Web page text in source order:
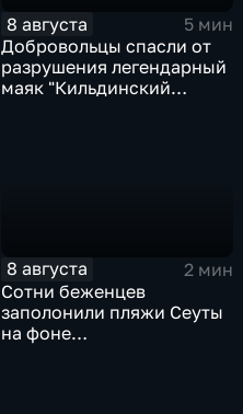
8 августа
5 мин
Добровольцы спасли от
разрушения легендарный
маяк "Кильдинский
8 августа
2 мин
Сотни беженцев
заполонили пляжи Сеуты
на фоне